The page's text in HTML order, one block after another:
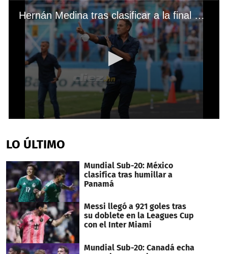
Hernán Medina tras clasificar a la final con Motagua: “El equipo más inteligente será el que se lleve el título”
of
39
LO ÚLTIMO
Mundial Sub-20: México
clasifica tras humillar a
Panamá
Messi llegó a 921 goles tras
su doblete en la Leagues Cup
con el Inter Miami
Mundial Sub-20: Canadá echa